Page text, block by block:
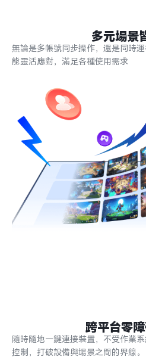
多元場景
無論是多帳號同步操作，還是同時
能靈活應對，滿足各種使用需求
跨平台零
隨時隨地一鍵連接裝置，不受作業
控制，打破設備與場景之間的界線。